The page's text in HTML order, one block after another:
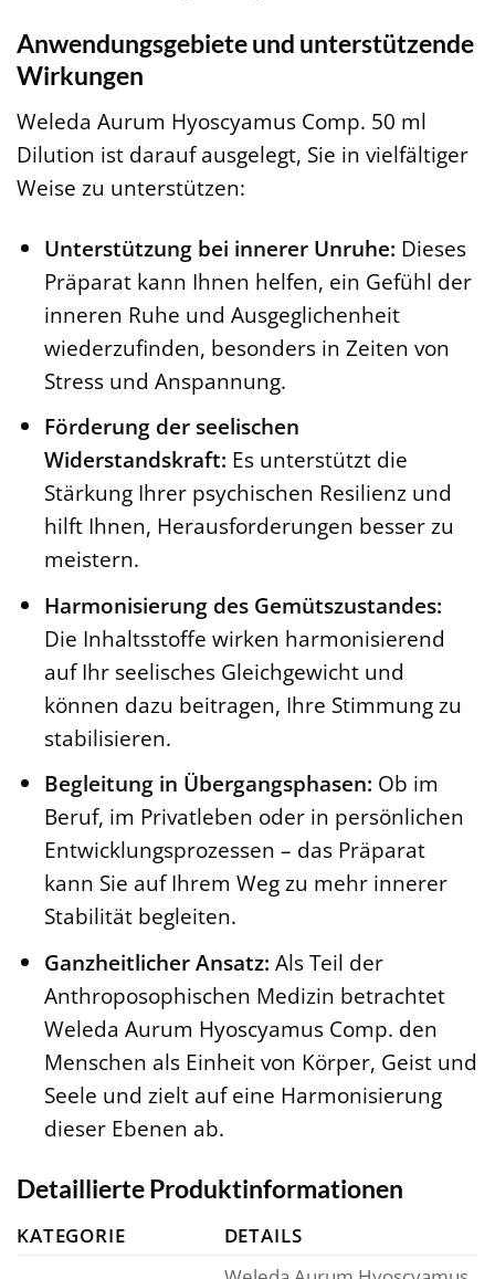
Anwendungsgebiete und unterstützende
Wirkungen
Weleda Aurum Hyoscyamus Comp. 50 ml
Dilution ist darauf ausgelegt, Sie in vielfältiger
Weise zu unterstützen:
Unterstützung bei innerer Unruhe: Dieses
Präparat kann Ihnen helfen, ein Gefühl der
inneren Ruhe und Ausgeglichenheit
wiederzufinden, besonders in Zeiten von
Stress und Anspannung.
Förderung der seelischen
Widerstandskraft: Es unterstützt die
Stärkung Ihrer psychischen Resilienz und
hilft Ihnen, Herausforderungen besser zu
meistern.
Harmonisierung des Gemütszustandes:
Die Inhaltsstoffe wirken harmonisierend
auf Ihr seelisches Gleichgewicht und
können dazu beitragen, Ihre Stimmung zu
stabilisieren.
Begleitung in Übergangsphasen: Ob im
Beruf, im Privatleben oder in persönlichen
Entwicklungsprozessen – das Präparat
kann Sie auf Ihrem Weg zu mehr innerer
Stabilität begleiten.
Ganzheitlicher Ansatz: Als Teil der
Anthroposophischen Medizin betrachtet
Weleda Aurum Hyoscyamus Comp. den
Menschen als Einheit von Körper, Geist und
Seele und zielt auf eine Harmonisierung
dieser Ebenen ab.
Detaillierte Produktinformationen
KATEGORIE
DETAILS